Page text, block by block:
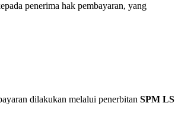
penerima hak pembayaran, yang
dilakukan melalui penerbitan SPM LS